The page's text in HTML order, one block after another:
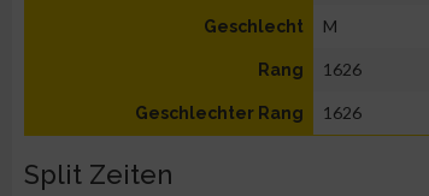
Geschlecht M
Rang 1626
Geschlechter Rang 1626
Split Zeiten